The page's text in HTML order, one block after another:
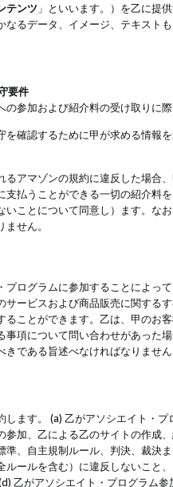
テンツ 」といいます。）を乙に提
なるデータ、イメージ、テキス
要件
の参加および紹介料の受け取りに
を確認するために甲が求める情報
るアマゾンの規約に違反した場合
支払うことができる一切の紹介料
いことについて同意し）ます。な
せん。
プログラムに参加することによっ
サービスおよび商品販売に関する
ることができます。乙は、甲のお
事項について問い合わせがあった
きである旨述べなければなりませ
します。 (a) 乙がアソシエイト・
参加、乙による乙のサイトの作成
準、自主規制ルール、判決、裁決
ルールを含む）に違反しないこと
乙がアソシエイト・プログラム